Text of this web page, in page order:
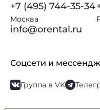
+7 (495) 744-35-34
Москва
info@orental.ru
Соцсети и
Группа в VK